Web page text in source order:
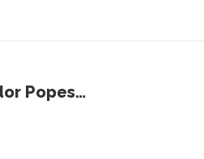
Cristian Tudor Popescu